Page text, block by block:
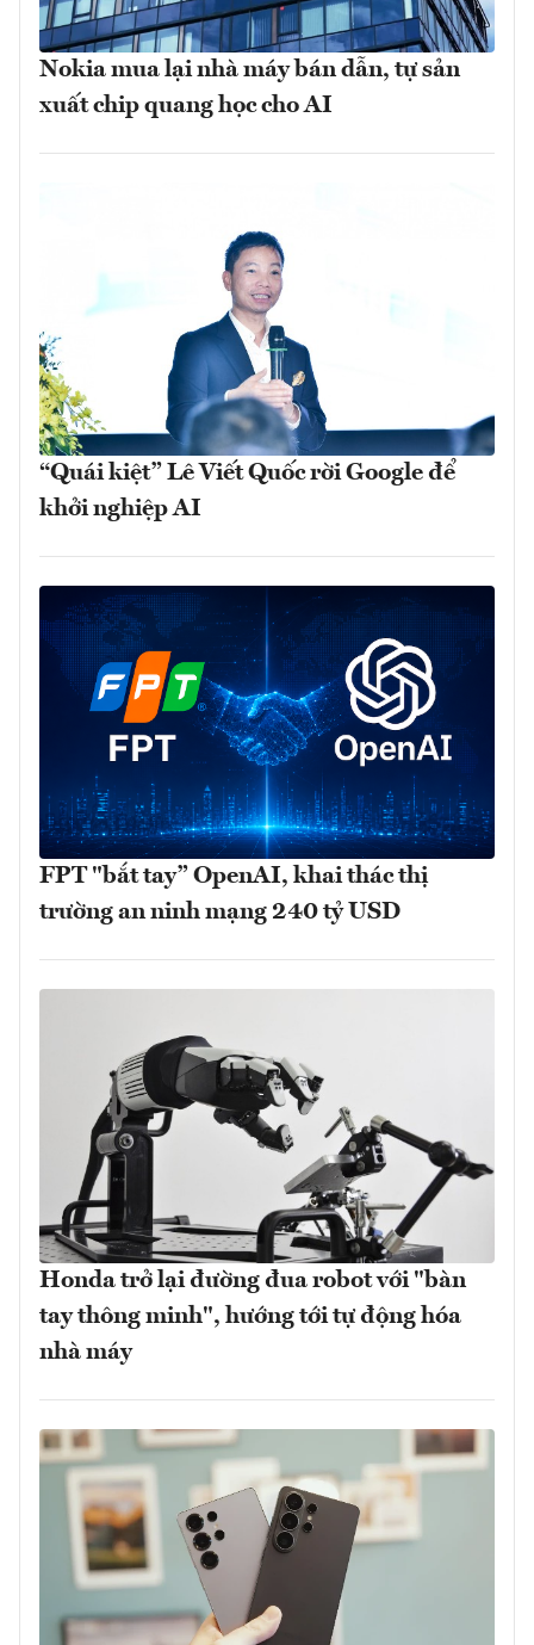
Nokia mua lại nhà máy bán dẫn, tự sản
xuất chip quang học cho AI
“Quái kiệt” Lê Viết Quốc rời Google để
khởi nghiệp AI
FPT "bắt tay” OpenAI, khai thác thị
trường an ninh mạng 240 tỷ USD
Honda trở lại đường đua robot với "bàn
tay thông minh", hướng tới tự động hóa
nhà máy